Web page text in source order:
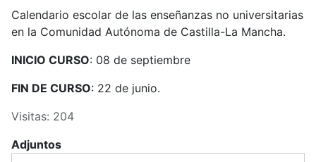
Calendario escolar de las enseñanzas no universitarias
en la Comunidad Autónoma de Castilla-La Mancha.
INICIO CURSO: 08 de septiembre
FIN DE CURSO: 22 de junio.
Visitas: 204
Adjuntos